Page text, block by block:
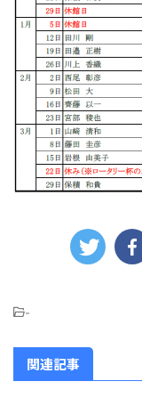
-
関連記事